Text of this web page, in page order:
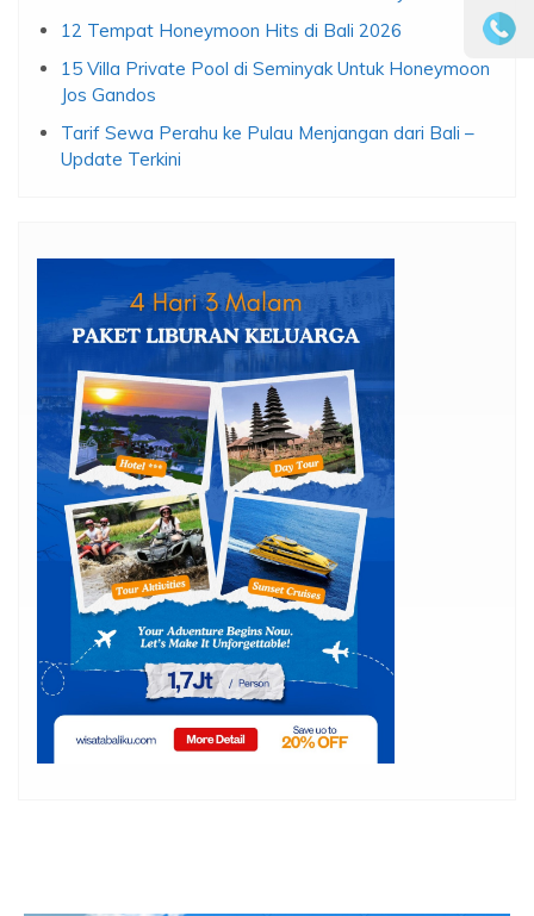
12 Tempat Honeymoon Hits di Bali 2026
15 Villa Private Pool di Seminyak Untuk Honeymoon
Jos Gandos
Tarif Sewa Perahu ke Pulau Menjangan dari Bali –
Update Terkini